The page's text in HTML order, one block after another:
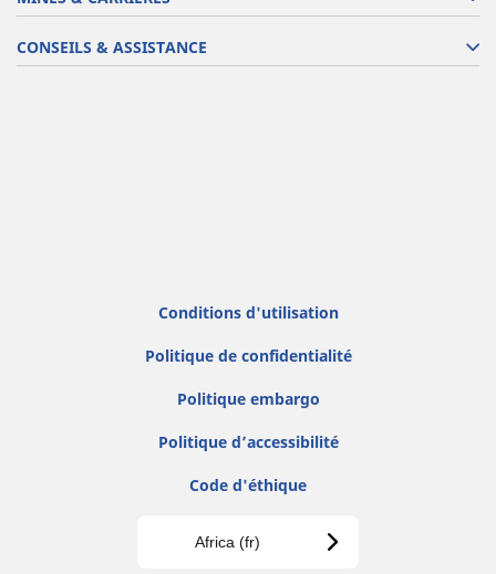
CONSEILS & ASSISTANCE
Conditions d'utilisation
Politique de confidentialité
Politique embargo
Politique d’accessibilité
Code d'éthique
Africa (fr)